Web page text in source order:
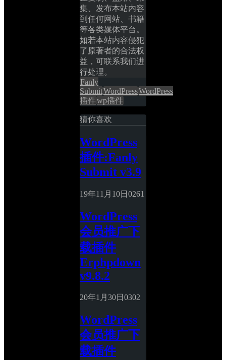
集、发布本站内容
到任何网站、书籍
等各类媒体平台。
如若本站内容侵犯
了原著者的合法权
益，可联系我们进
行处理。
Fanly
SubmitWordPressWordPress
插件wp插件
猜你喜欢
WordPress
插件:Fanly
Submit v3.9
19年11月10日 0261
WordPress
会员推广下
载插件
Erphpdown
v9.8.2
20年1月30日 0302
WordPress
会员推广下
载插件